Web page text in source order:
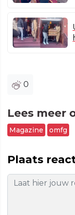
0
Lees meer
Magazine omfg
Plaats